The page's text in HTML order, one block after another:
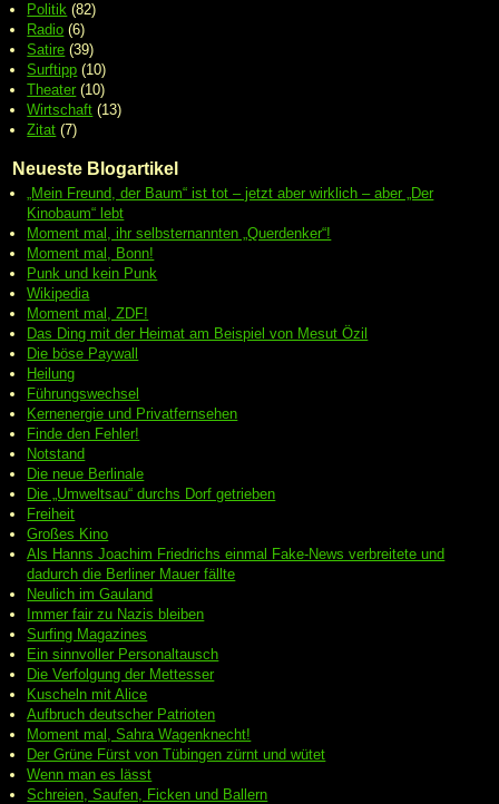
Politik (82)
Radio (6)
Satire (39)
Surftipp (10)
Theater (10)
Wirtschaft (13)
Zitat (7)
Neueste Blogartikel
„Mein Freund, der Baum“ ist tot – jetzt aber wirklich – aber „Der
Kinobaum“ lebt
Moment mal, ihr selbsternannten „Querdenker“!
Moment mal, Bonn!
Punk und kein Punk
Wikipedia
Moment mal, ZDF!
Das Ding mit der Heimat am Beispiel von Mesut Özil
Die böse Paywall
Heilung
Führungswechsel
Kernenergie und Privatfernsehen
Finde den Fehler!
Notstand
Die neue Berlinale
Die „Umweltsau“ durchs Dorf getrieben
Freiheit
Großes Kino
Als Hanns Joachim Friedrichs einmal Fake-News verbreitete und
dadurch die Berliner Mauer fällte
Neulich im Gauland
Immer fair zu Nazis bleiben
Surfing Magazines
Ein sinnvoller Personaltausch
Die Verfolgung der Mettesser
Kuscheln mit Alice
Aufbruch deutscher Patrioten
Moment mal, Sahra Wagenknecht!
Der Grüne Fürst von Tübingen zürnt und wütet
Wenn man es lässt
Schreien, Saufen, Ficken und Ballern